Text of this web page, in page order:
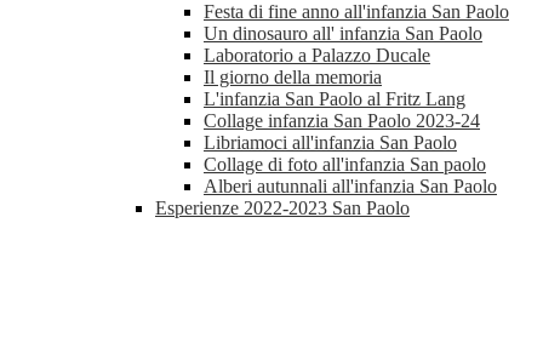
Festa di fine anno all'infanzia San Paolo
Un dinosauro all' infanzia San Paolo
Laboratorio a Palazzo Ducale
Il giorno della memoria
L'infanzia San Paolo al Fritz Lang
Collage infanzia San Paolo 2023-24
Libriamoci all'infanzia San Paolo
Collage di foto all'infanzia San paolo
Alberi autunnali all'infanzia San Paolo
Esperienze 2022-2023 San Paolo